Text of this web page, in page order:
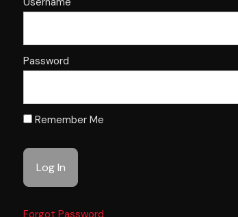
Password
Remember Me
Forgot Password